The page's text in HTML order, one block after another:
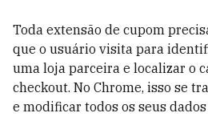
Toda extensão de cupom
que o usuário visita para
uma loja parceira e localizar o
checkout. No Chrome, isso se
e modificar todos os seus